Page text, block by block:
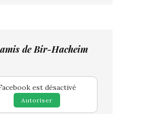
de Bir-Hacheim
est désactivé
Autoriser